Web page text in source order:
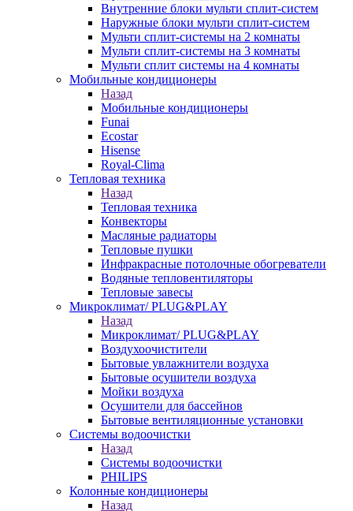
Внутренние блоки мульти сплит-систем
Наружные блоки мульти сплит-систем
Мульти сплит-системы на 2 комнаты
Мульти сплит-системы на 3 комнаты
Мульти сплит системы на 4 комнаты
Мобильные кондиционеры
Назад
Мобильные кондиционеры
Funai
Ecostar
Hisense
Royal-Clima
Тепловая техника
Назад
Тепловая техника
Конвекторы
Масляные радиаторы
Тепловые пушки
Инфракрасные потолочные обогреватели
Водяные тепловентиляторы
Тепловые завесы
Микроклимат/ PLUG&PLAY
Назад
Микроклимат/ PLUG&PLAY
Воздухоочистители
Бытовые увлажнители воздуха
Бытовые осушители воздуха
Мойки воздуха
Осушители для бассейнов
Бытовые вентиляционные установки
Системы водоочистки
Назад
Системы водоочистки
PHILIPS
Колонные кондиционеры
Назад